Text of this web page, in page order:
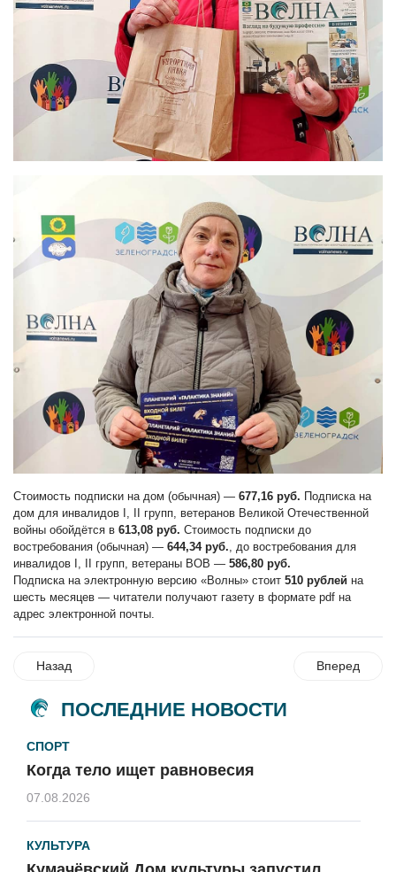
Стоимость подписки на дом (обычная) — 677,16 руб. Подписка на
дом для инвалидов I, II групп, ветеранов Великой Отечественной
войны обойдётся в 613,08 руб. Стоимость подписки до
востребования (обычная) — 644,34 руб. , до востребования для
инвалидов I, II групп, ветераны ВОВ — 586,80 руб.
Подписка на электронную версию «Волны» стоит 510 рублей на
шесть месяцев — читатели получают газету в формате pdf на
адрес электронной почты.
Назад Вперед
ПОСЛЕДНИЕ НОВОСТИ
СПОРТ
Когда тело ищет равновесия
07.08.2026
КУЛЬТУРА